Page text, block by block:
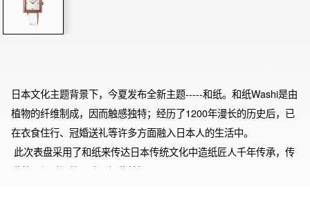
日本文化主题背景下，今夏发布全新主题-----和纸。和纸Washi是由
植物的纤维制成，因而触感独特；经历了1200年漫长的历史后，已
在衣食住行、冠婚送礼等许多方面融入日本人的生活中。
递着人与时间的更迭，如此美好